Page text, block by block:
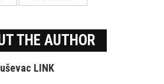
THE AUTHOR
LINK